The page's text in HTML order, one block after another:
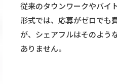
従来のタウンワークやバイ
形式では、応募がゼロでも
が、シェアフルはそのよう
ありません。